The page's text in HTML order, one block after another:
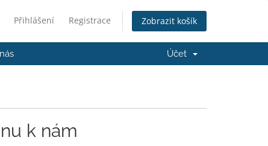
Přihlášení Registrace Zobrazit košík
Účet
k nám